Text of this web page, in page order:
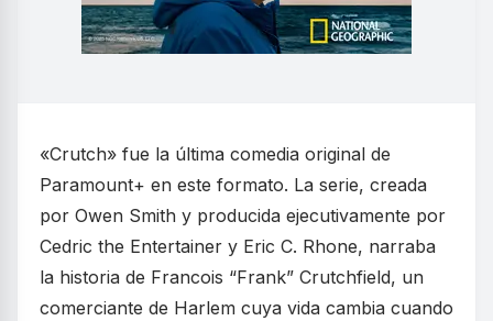
«Crutch» fue la última comedia original de
Paramount+ en este formato. La serie, creada
por Owen Smith y producida ejecutivamente por
Cedric the Entertainer y Eric C. Rhone, narraba
la historia de Francois “Frank” Crutchfield, un
comerciante de Harlem cuya vida cambia cuando